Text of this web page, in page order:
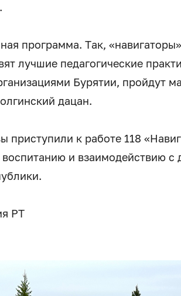
программа. Так,
лучшие педагогические
Бурятии, пройдут
дацан.
приступили к работе 118
и взаимодействию с
РТ